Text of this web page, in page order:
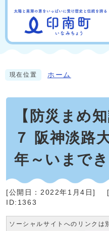
現在位置 ホーム
【防災まめ
７ 阪神淡路
年～いまで
[公開日： 2022年1月4日]
ID:1363
ソーシャルサイトへのリンクは